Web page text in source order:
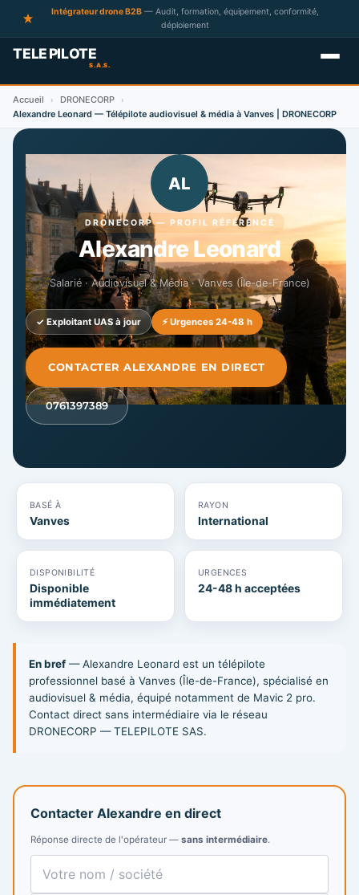
Intégrateur drone B2B — Audit, formation, équipement, conformité,
déploiement
Accueil › DRONECORP ›
Alexandre Leonard — Télépilote audiovisuel & média à Vanves | DRONECORP
AL
DRONECORP — PROFIL RÉFÉRENCÉ
Alexandre Leonard
Salarié · Audiovisuel & Média · Vanves (Île-de-France)
✓ Exploitant UAS à jour ⚡ Urgences 24-48 h
CONTACTER ALEXANDRE EN DIRECT
0761397389
BASÉ À
Vanves
RAYON
International
DISPONIBILITÉ
Disponible
immédiatement
URGENCES
24-48 h acceptées
En bref — Alexandre Leonard est un télépilote
professionnel basé à Vanves (Île-de-France), spécialisé en
audiovisuel & média, équipé notamment de Mavic 2 pro.
Contact direct sans intermédiaire via le réseau
DRONECORP — TELEPILOTE SAS.
Contacter Alexandre en direct
Réponse directe de l'opérateur — sans intermédiaire.